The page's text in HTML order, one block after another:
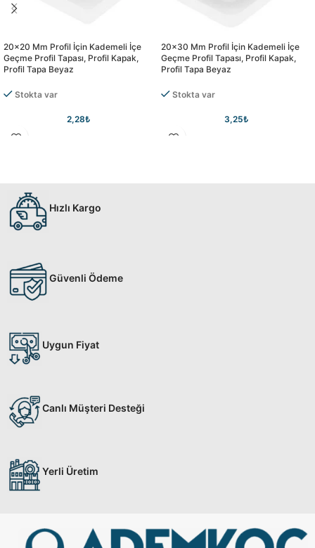
20×20 Mm Profil İçin Kademeli İçe
Geçme Profil Tapası, Profil Kapak,
Profil Tapa Beyaz
Stokta var
2,28₺
20×30 Mm Profil İçin Kademeli İçe
Geçme Profil Tapası, Profil Kapak,
Profil Tapa Beyaz
Stokta var
3,25₺
Hızlı Kargo
Güvenli Ödeme
Uygun Fiyat
Canlı Müşteri Desteği
Yerli Üretim